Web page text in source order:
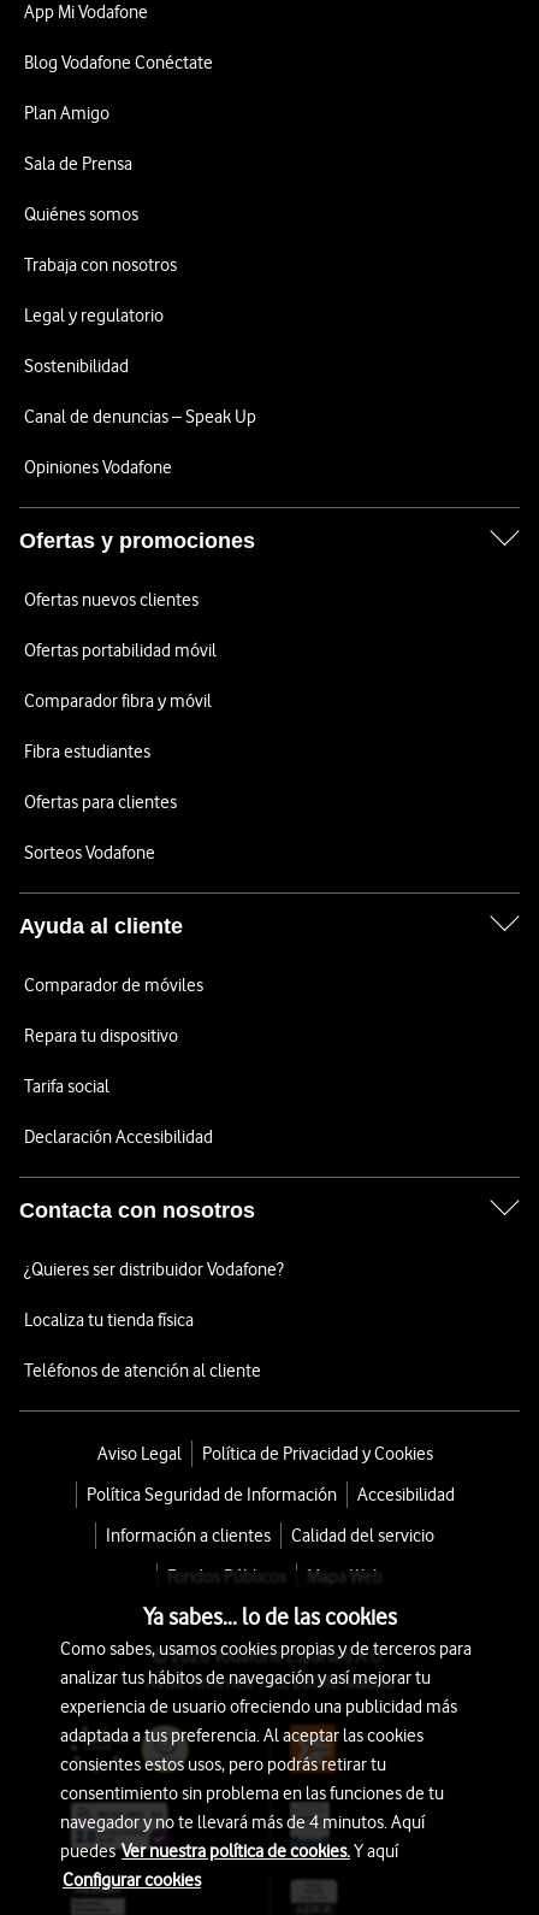
App Mi Vodafone
Blog Vodafone Conéctate
Plan Amigo
Sala de Prensa
Quiénes somos
Trabaja con nosotros
Legal y regulatorio
Sostenibilidad
Canal de denuncias – Speak Up
Opiniones Vodafone
Ofertas y promociones
Ofertas nuevos clientes
Ofertas portabilidad móvil
Comparador fibra y móvil
Fibra estudiantes
Ofertas para clientes
Sorteos Vodafone
Ayuda al cliente
Comparador de móviles
Repara tu dispositivo
Tarifa social
Declaración Accesibilidad
Contacta con nosotros
¿Quieres ser distribuidor Vodafone?
Localiza tu tienda física
Teléfonos de atención al cliente
Aviso Legal
Política de Privacidad y Cookies
Política Seguridad de Información
Accesibilidad
Información a clientes
Calidad del servicio
Fondos Públicos
Mapa Web
© 2026 Vodafone España S.A.U.
Avda. América 115, 28042 Madrid
Ya sabes... lo de las cookies
Como sabes, usamos cookies propias y de terceros para
analizar tus hábitos de navegación y así mejorar tu
experiencia de usuario ofreciendo una publicidad más
adaptada a tus preferencia. Al aceptar las cookies
consientes estos usos, pero podrás retirar tu
consentimiento sin problema en las funciones de tu
navegador y no te llevará más de 4 minutos. Aquí
puedesVer nuestra política de cookies.Y aquí
Configurar cookies